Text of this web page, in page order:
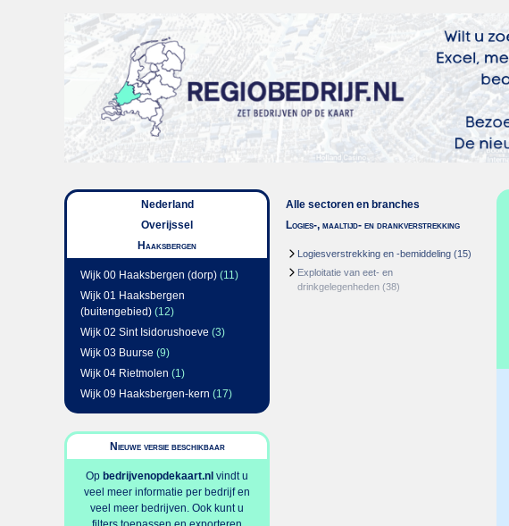
Nederland
Overijssel
Haaksbergen
Wijk 00 Haaksbergen (dorp) (11)
Wijk 01 Haaksbergen
(buitengebied) (12)
Wijk 02 Sint Isidorushoeve (3)
Wijk 03 Buurse (9)
Wijk 04 Rietmolen (1)
Wijk 09 Haaksbergen-kern (17)
Nieuwe versie beschikbaar
Op bedrijvenopdekaart.nl vindt u
veel meer informatie per bedrijf en
veel meer bedrijven. Ook kunt u
Alle sectoren en branches
Logies-, maaltijd- en drankverstrekking
Logiesverstrekking en -bemiddeling (15)
Exploitatie van eet- en
drinkgelegenheden (38)